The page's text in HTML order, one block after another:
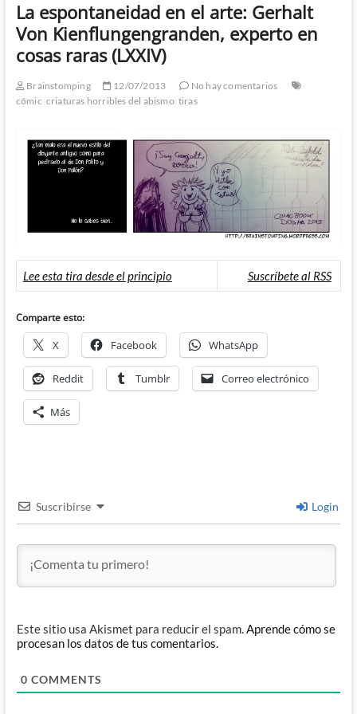
La espontaneidad en el arte: Gerhalt
Von Kienflungengranden, experto en
cosas raras (LXXIV)
Brainstomping 12/07/2013
No hay comentarios
cómic criaturas horribles del abismo tiras
Lee esta tira desde el principio Suscríbete al RSS
Comparte esto:
X Facebook WhatsApp
Reddit Tumblr Correo electrónico
Más
Suscribirse Login
Este sitio usa Akismet para reducir el spam.Aprende cómo se
procesan los datos de tus comentarios.
0 COMMENTS